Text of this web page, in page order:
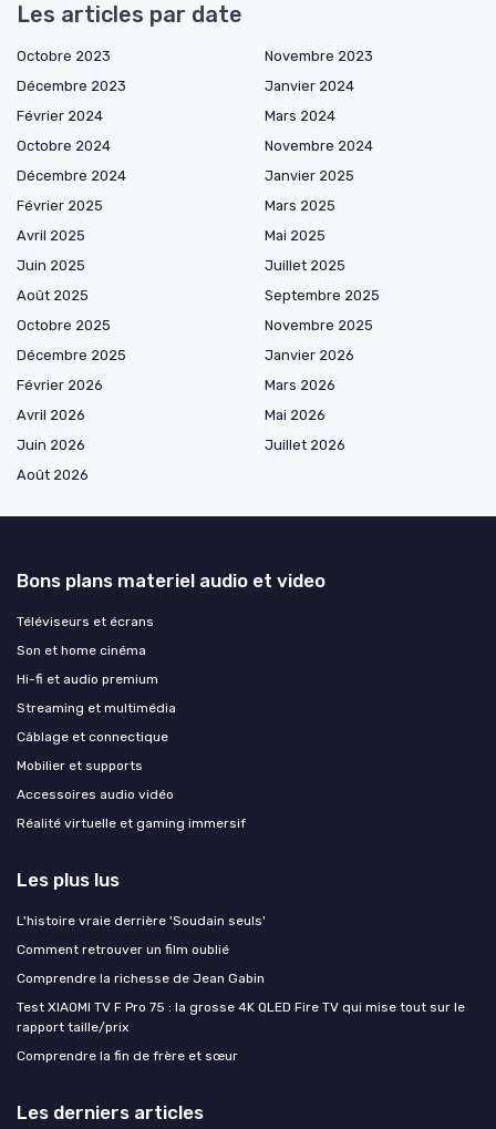
Les articles par date
Octobre 2023
Novembre 2023
Décembre 2023
Janvier 2024
Février 2024
Mars 2024
Octobre 2024
Novembre 2024
Décembre 2024
Janvier 2025
Février 2025
Mars 2025
Avril 2025
Mai 2025
Juin 2025
Juillet 2025
Août 2025
Septembre 2025
Octobre 2025
Novembre 2025
Décembre 2025
Janvier 2026
Février 2026
Mars 2026
Avril 2026
Mai 2026
Juin 2026
Juillet 2026
Août 2026
Bons plans materiel audio et video
Téléviseurs et écrans
Son et home cinéma
Hi-fi et audio premium
Streaming et multimédia
Câblage et connectique
Mobilier et supports
Accessoires audio vidéo
Réalité virtuelle et gaming immersif
Les plus lus
L'histoire vraie derrière 'Soudain seuls'
Comment retrouver un film oublié
Comprendre la richesse de Jean Gabin
Test XIAOMI TV F Pro 75 : la grosse 4K QLED Fire TV qui mise tout sur le
rapport taille/prix
Comprendre la fin de frère et sœur
Les derniers articles